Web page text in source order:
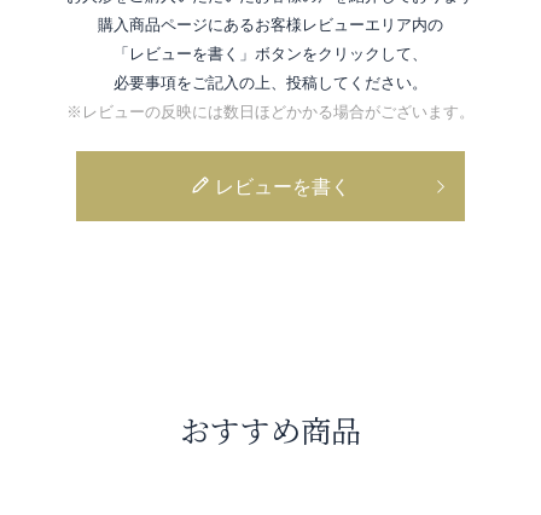
購入商品ページにあるお客様レビューエリア内の
「レビューを書く」ボタンをクリックして、
必要事項をご記入の上、投稿してください。
※レビューの反映には数日ほどかかる場合がございます。
レビューを書く
おすすめ商品